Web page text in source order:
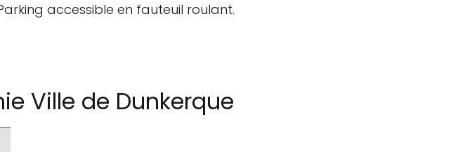
accessible en fauteuil roulant.
Ville de Dunkerque